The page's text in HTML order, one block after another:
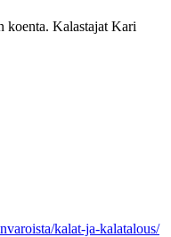
koenta. Kalastajat Kari
kalat-ja-kalatalous/